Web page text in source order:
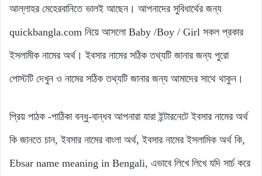
আল্লাহর মেহেরবানিতে ভালই আছেন। আপনাদের সুবিধার্থের জন্য
quickbangla.com নিয়ে আসলো Baby /Boy / Girl সকল প্রকার
ইসলামীক নামের অর্থ। ইবসার নামের সঠিক তথ্যটি জানার জন্য পুরো
পোস্টটি দেখুন ও নামের সঠিক তথ্যটি জানার জন্য আমাদের সাথে থাকুন।
প্রিয় পাঠক -পাঠিকা বন্ধু-বান্ধব আপনারা যারা ইন্টারনেটে ইবসার নামের অর্থ
কি জানতে চান, ইবসার নামের বাংলা অর্থ, ইবসার নামের ইসলামিক অর্থ কি,
Ebsar name meaning in Bengali, এভাবে লিখে লিখে যদি সার্চ করে